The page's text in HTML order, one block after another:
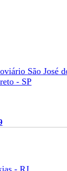
São José
- SP
- RJ